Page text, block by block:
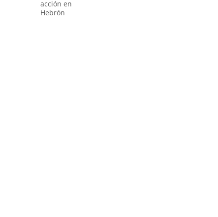
acción en
Hebrón